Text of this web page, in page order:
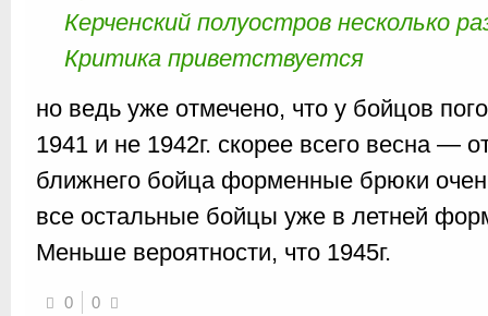
Керченский полуостров несколько
Критика приветствуется
но ведь уже отмечено, что у бойцов
1941 и не 1942г. скорее всего весна —
ближнего бойца форменные брюки
все остальные бойцы уже в летней
Меньше вероятности, что 1945г.
0 0